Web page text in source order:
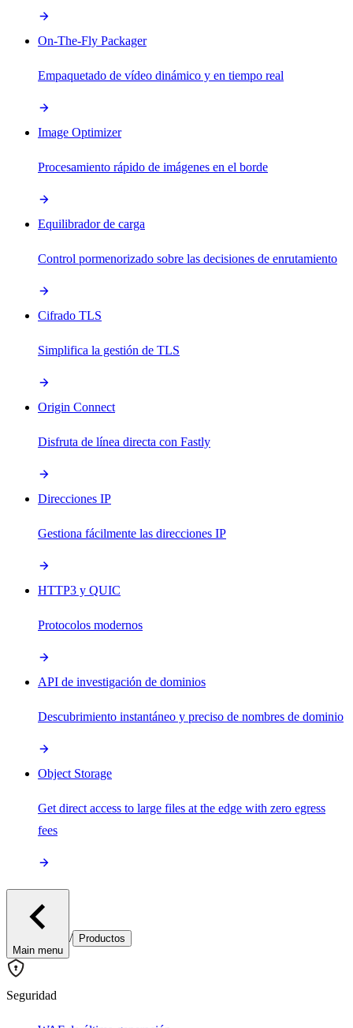
On-The-Fly Packager
Empaquetado de vídeo dinámico y en tiempo real
Image Optimizer
Procesamiento rápido de imágenes en el borde
Equilibrador de carga
Control pormenorizado sobre las decisiones de enrutamiento
Cifrado TLS
Simplifica la gestión de TLS
Origin Connect
Disfruta de línea directa con Fastly
Direcciones IP
Gestiona fácilmente las direcciones IP
HTTP3 y QUIC
Protocolos modernos
API de investigación de dominios
Descubrimiento instantáneo y preciso de nombres de dominio
Object Storage
Get direct access to large files at the edge with zero egress
fees
Main menu
/ Productos
Seguridad